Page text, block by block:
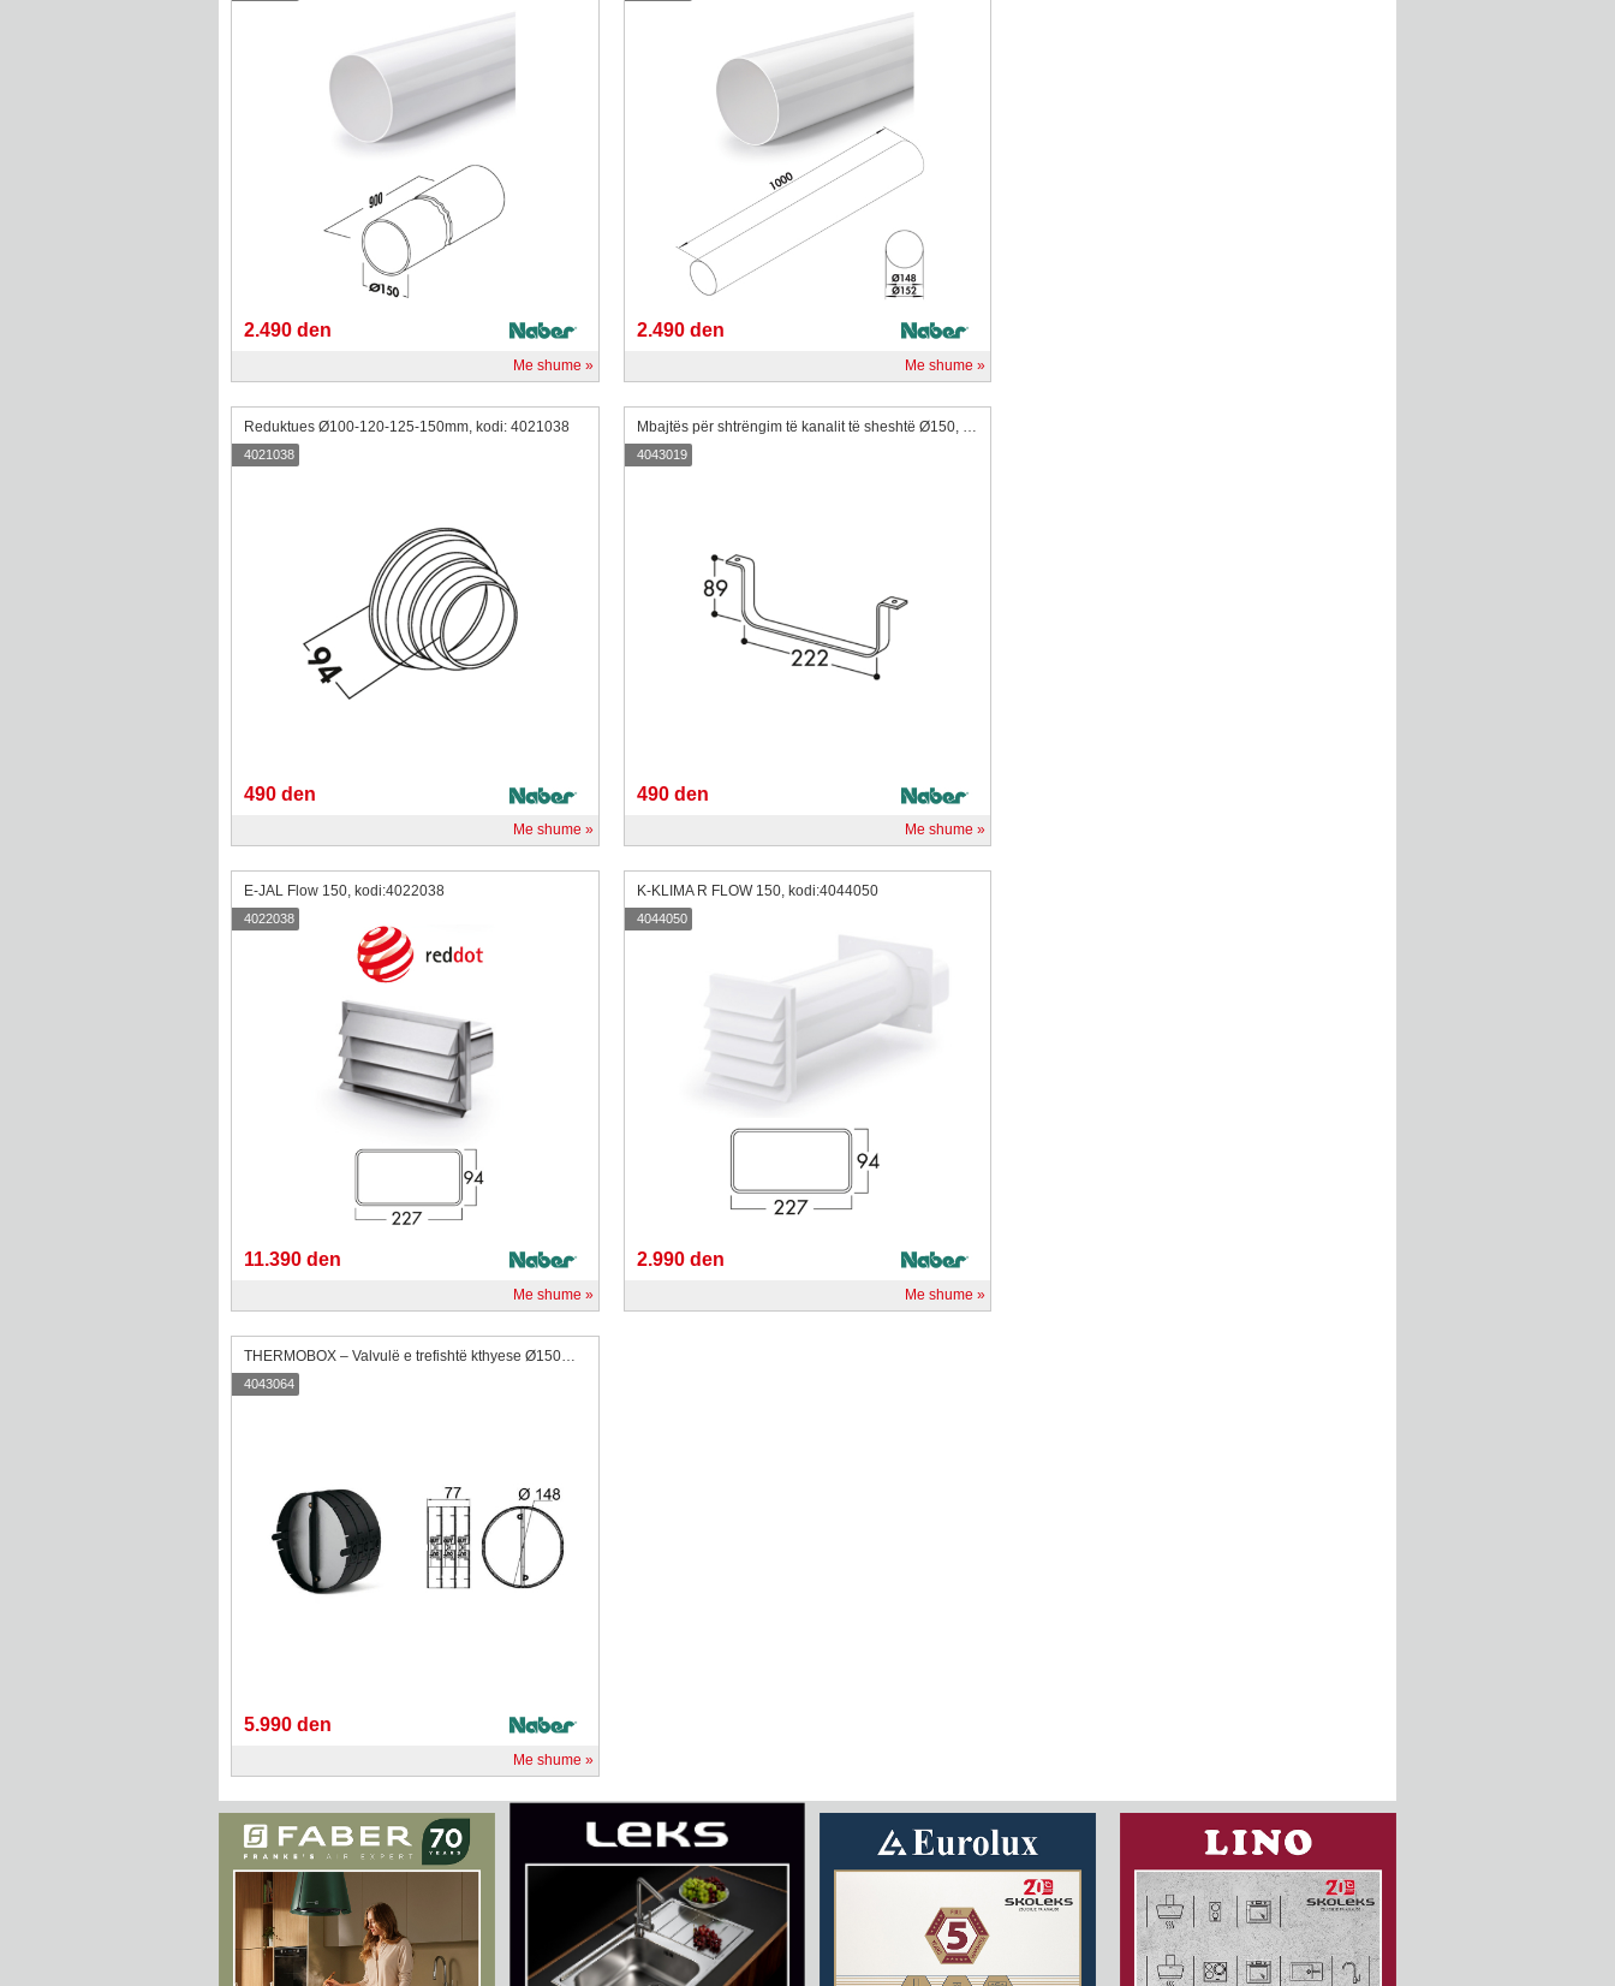
2.490 den
Me shume
2.490 den
Me shume
Reduktues Ø100-120-125-150mm, kodi: 4021038
490 den
Me shume
4021038
490 den
Me shume
4043019
E-JAL Flow 150, kodi:4022038
11.390 den
Me shume
4022038
K-KLIMA R FLOW 150, kodi:4044050
2.990 den
Me shume
4044050
THERMOBOX – Valvulë e trefishtë kthyese Ø150mm kodi:4043064
5.990 den
Me shume
4043064